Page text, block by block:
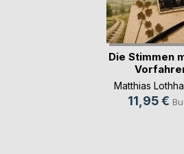
Die Stimmen
Matthias
11,95 €